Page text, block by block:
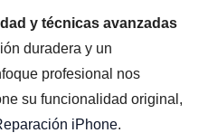
y técnicas avanzadas
duradera y un
profesional nos
su funcionalidad original,
iPhone.